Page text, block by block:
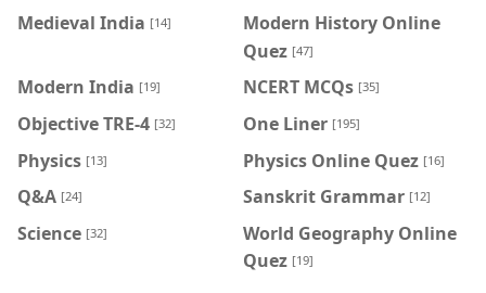
Medieval India [14]
Modern History Online
Quez [47]
Modern India [19] NCERT MCQs [35]
Objective TRE-4 [32] One Liner [195]
Physics [13] Physics Online Quez [16]
Q&A [24] Sanskrit Grammar [12]
Science [32]
World Geography Online
Quez [19]